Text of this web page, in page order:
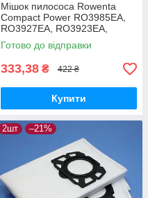
Мішок пилососа Rowenta
Compact Power RO3985EA,
RO3927EA, RO3923EA,
RO3953EA, RO3969EA
багаторазовий
Готово до відправки
333,38 ₴ 422 ₴
Купити
2шт –21%